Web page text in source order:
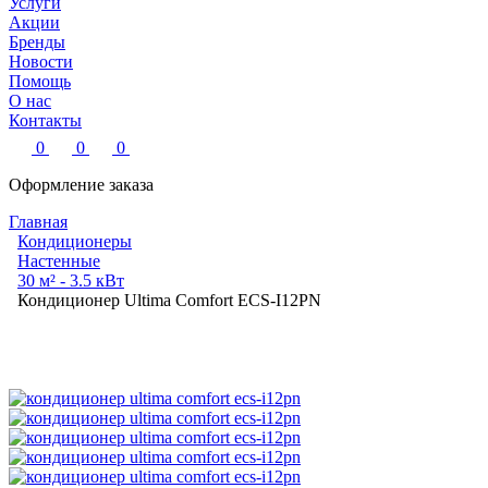
Акции
Бренды
Новости
Помощь
О нас
Контакты
0
0
0
Оформление заказа
Главная
Кондиционеры
Настенные
30 м² - 3.5 кВт
Кондиционер Ultima Comfort ECS-I12PN